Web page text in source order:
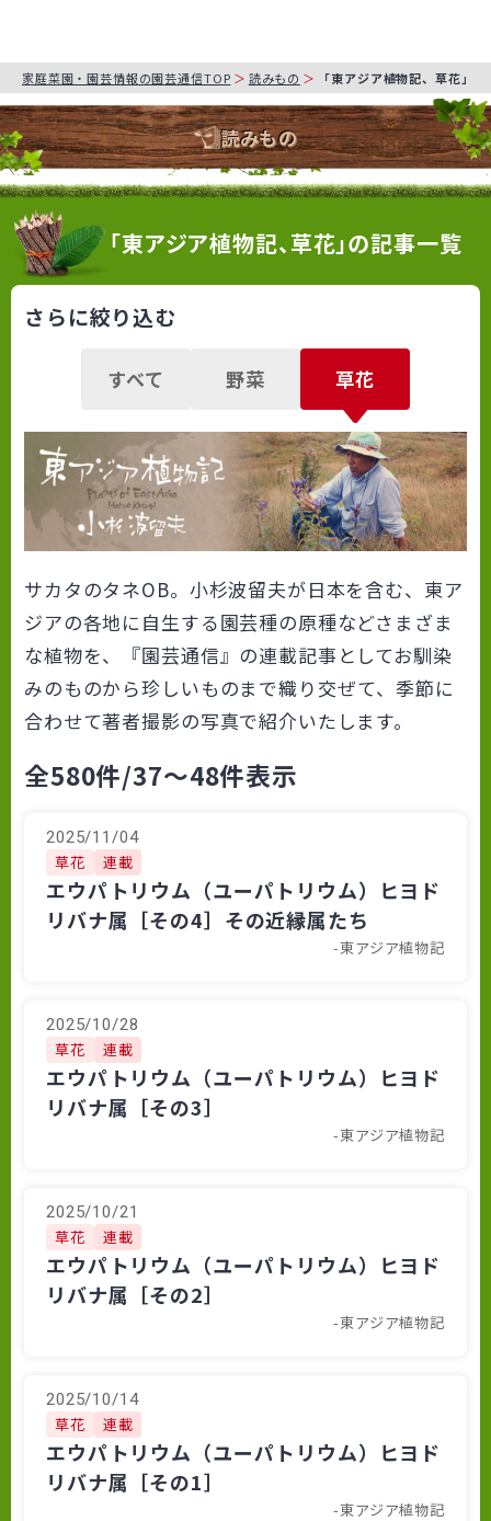
家庭菜園・園芸情報の園芸通信TOP 読みもの 「東アジア植物記、草花」
読みもの
「東アジア植物記、草花」の記事一覧
さらに絞り込む
すべて 野菜 草花
サカタのタネOB。小杉波留夫が日本を含む、東ア
ジアの各地に自生する園芸種の原種などさまざま
な植物を、『園芸通信』の連載記事としてお馴染
みのものから珍しいものまで織り交ぜて、季節に
合わせて著者撮影の写真で紹介いたします。
全580件/37～48件表示
2025/11/04
草花 連載
エウパトリウム（ユーパトリウム）ヒヨド
リバナ属［その4］その近縁属たち
-東アジア植物記
2025/10/28
草花 連載
エウパトリウム（ユーパトリウム）ヒヨド
リバナ属［その3］
-東アジア植物記
2025/10/21
草花 連載
エウパトリウム（ユーパトリウム）ヒヨド
リバナ属［その2］
-東アジア植物記
2025/10/14
草花 連載
エウパトリウム（ユーパトリウム）ヒヨド
リバナ属［その1］
-東アジア植物記